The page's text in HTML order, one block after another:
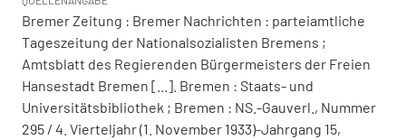
Bremer Zeitung : Bremer Nachrichten : parteiamtliche
Tageszeitung der Nationalsozialisten Bremens ;
Amtsblatt des Regierenden Bürgermeisters der Freien
Hansestadt Bremen [...]. Bremen : Staats- und
Universitätsbibliothek ; Bremen : NS.-Gauverl., Nummer
295 / 4. Vierteljahr (1. November 1933)-Jahrgang 15,